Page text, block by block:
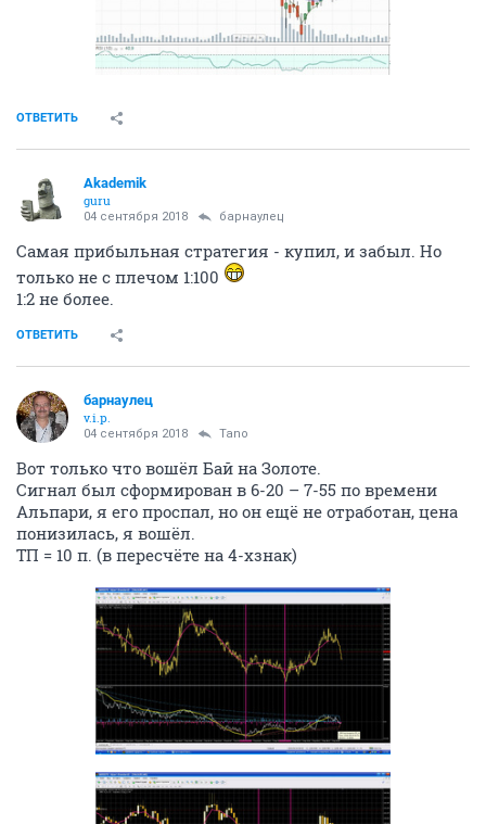
ОТВЕТИТЬ
Akademik
guru
04 сентября 2018 барнаулец
Самая прибыльная стратегия - купил, и забыл. Но
только не с плечом 1:100
1:2 не более.
ОТВЕТИТЬ
барнаулец
v.i.p.
04 сентября 2018 Tano
Вот только что вошёл Бай на Золоте.
Сигнал был сформирован в 6-20 – 7-55 по времени
Альпари, я его проспал, но он ещё не отработан, цена
понизилась, я вошёл.
ТП = 10 п. (в пересчёте на 4-хзнак)